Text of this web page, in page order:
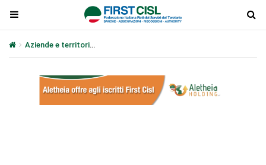
Aziende e territori